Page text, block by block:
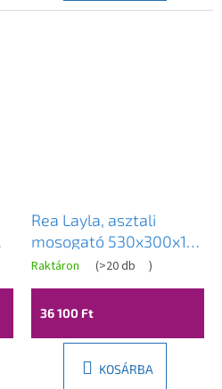
Rea Layla, asztali
mosogató 530x300x115
mm, fehér fényes, REA-
U9108
Raktáron (>20 db )
36 100 Ft
KOSÁRBA